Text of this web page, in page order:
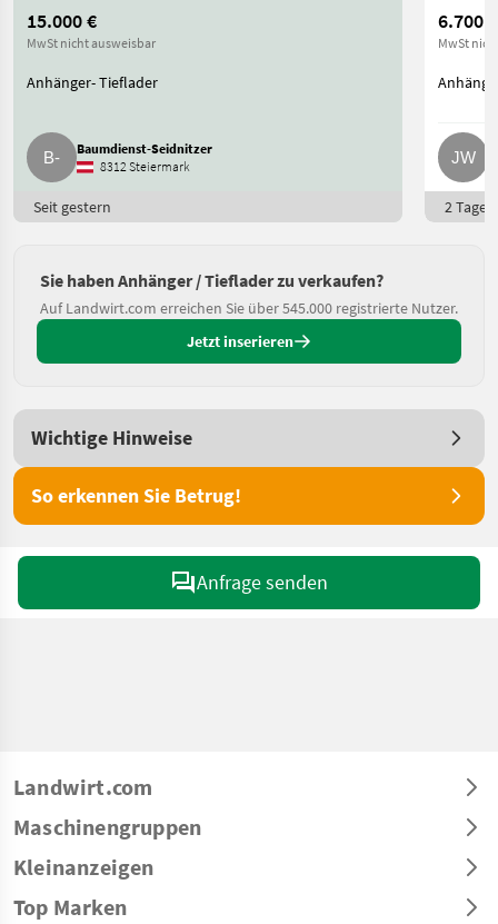
15.000 €
MwSt nicht ausweisbar
Anhänger- Tieflader
Baumdienst-Seidnitzer
8312 Steiermark
Seit gestern
6.700 €
MwSt
2 Tage
Sie haben Anhänger / Tieflader zu verkaufen?
Auf Landwirt.com erreichen Sie über 545.000 registrierte Nutzer.
Jetzt inserieren
Wichtige Hinweise
So erkennen Sie Betrug!
Anfrage senden
Landwirt.com
Maschinengruppen
Kleinanzeigen
Top Marken